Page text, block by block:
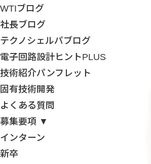
WTIブログ
社長ブログ
テクノシェルパブログ
電子回路設計ヒントPLUS
技術紹介パンフレット
固有技術開発
よくある質問
募集要項 ▼
インターン
新卒